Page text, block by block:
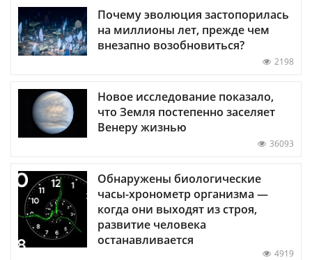
Почему эволюция застопорилась
на миллионы лет, прежде чем
внезапно возобновиться?
2198
Новое исследование показало,
что Земля постепенно заселяет
Венеру жизнью
36093
Обнаружены биологические
часы-хронометр организма —
когда они выходят из строя,
развитие человека
останавливается
4919